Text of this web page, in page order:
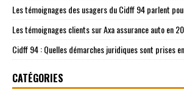
Les témoignages des usagers du Cidff 94 parlent
Les témoignages clients sur Axa assurance auto en
Cidff 94 : Quelles démarches juridiques sont prises
CATÉGORIES